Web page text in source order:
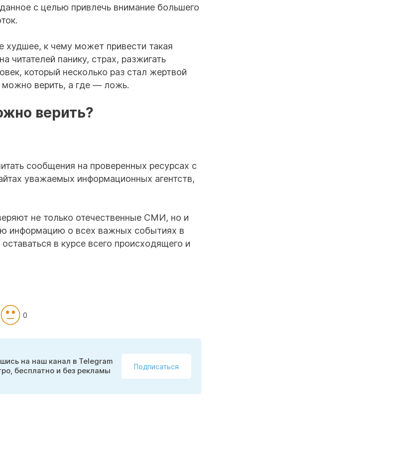
с целью привлечь внимание большего
худшее, к чему может привести такая
читателей панику, страх, разжигать
который несколько раз стал жертвой
можно верить, а где — ложь.
верить?
сообщения на проверенных ресурсах с
уважаемых информационных агентств,
не только отечественные СМИ, но и
информацию о всех важных событиях в
в курсе всего происходящего и
0
на наш канал в Telegram
бесплатно и без рекламы
Подписаться